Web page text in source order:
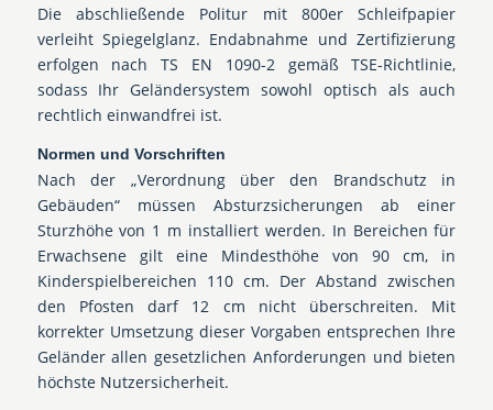
Die abschließende Politur mit 800er Schleifpapier
verleiht Spiegelglanz. Endabnahme und Zertifizierung
erfolgen nach TS EN 1090-2 gemäß TSE-Richtlinie,
sodass Ihr Geländersystem sowohl optisch als auch
rechtlich einwandfrei ist.
Normen und Vorschriften
Nach der „Verordnung über den Brandschutz in
Gebäuden“ müssen Absturzsicherungen ab einer
Sturzhöhe von 1 m installiert werden. In Bereichen für
Erwachsene gilt eine Mindesthöhe von 90 cm, in
Kinderspielbereichen 110 cm. Der Abstand zwischen
den Pfosten darf 12 cm nicht überschreiten. Mit
korrekter Umsetzung dieser Vorgaben entsprechen Ihre
Geländer allen gesetzlichen Anforderungen und bieten
höchste Nutzer­sicherheit.